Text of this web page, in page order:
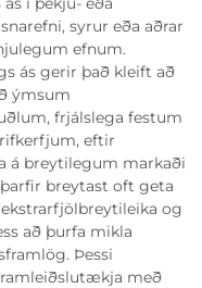
syrur eða aðrar
efnum.
ás gerir það kleift að
ýmsum
frjálslega festum
eftir
á breytilegum markaði
breytast oft geta
og
að þurfa mikla
Þessi
með